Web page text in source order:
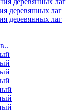
деревянных лаг
деревянных лаг
деревянных лаг